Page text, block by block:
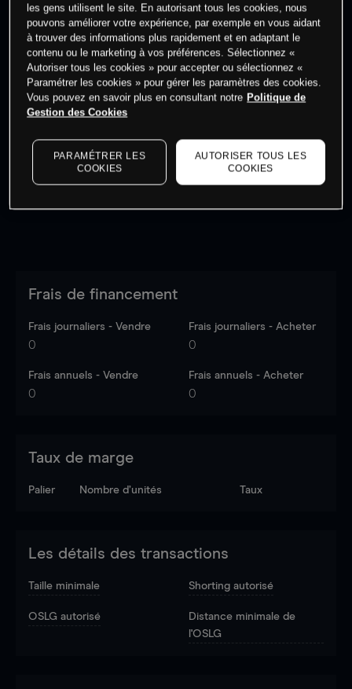
Commencez à trader
Les prix sont indicatifs.
dernières données du marché.Log into see latest
market data
Frais de financement
Frais journaliers - Vendre
0
Frais journaliers - Acheter
0
Frais annuels - Vendre
0
Frais annuels - Acheter
0
Taux de marge
Palier Nombre d’unités Taux
Les détails des transactions
Taille minimale Shorting autorisé
OSLG autorisé
Distance minimale de
l'OSLG
les gens utilisent le site. En autorisant tous les cookies, nous
pouvons améliorer votre expérience, par exemple en vous aidant
à trouver des informations plus rapidement et en adaptant le
contenu ou le marketing à vos préférences. Sélectionnez «
Autoriser tous les cookies » pour accepter ou sélectionnez «
Paramétrer les cookies » pour gérer les paramètres des cookies.
Vous pouvez en savoir plus en consultant notre Politique de
Gestion des Cookies
PARAMÉTRER LES
COOKIES
AUTORISER TOUS LES
COOKIES